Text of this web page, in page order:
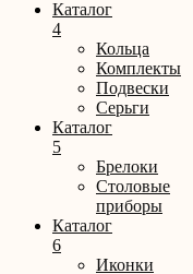
Каталог
4
Кольца
Комплекты
Подвески
Серьги
Каталог
5
Брелоки
Столовые
приборы
Каталог
6
Иконки